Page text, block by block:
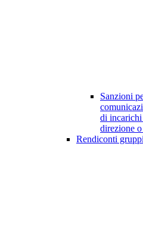
Sanzioni
di
direzione
Rendiconti